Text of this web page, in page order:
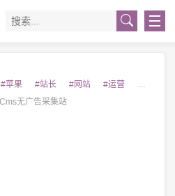
#苹果 #站长 #网站 #运营 #互联网